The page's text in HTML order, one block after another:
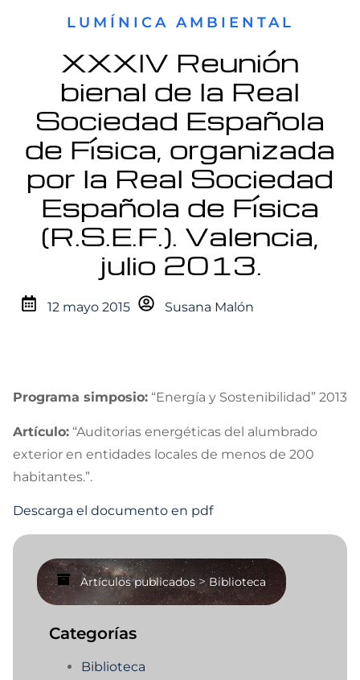
LUMÍNICA AMBIENTAL
XXXIV Reunión
bienal de la Real
Sociedad Española
de Física, organizada
por la Real Sociedad
Española de Física
(R.S.E.F.). Valencia,
julio 2013.
12 mayo 2015 Susana Malón
Programa simposio: “Energía y Sostenibilidad” 2013
Artículo: “Auditorias energéticas del alumbrado
exterior en entidades locales de menos de 200
habitantes.”.
Descarga el documento en pdf
Artículos publicados>Biblioteca
Categorías
Biblioteca